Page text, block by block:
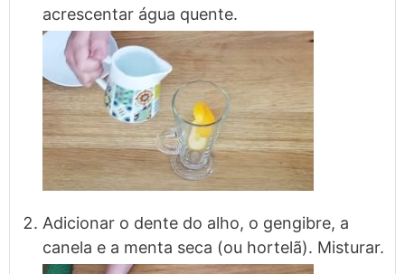
acrescentar água quente.
Adicionar o dente do alho, o gengibre, a
canela e a menta seca (ou hortelã). Misturar.